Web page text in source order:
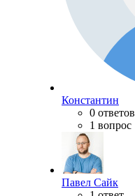
Константин
0 ответов
1 вопрос
Павел Сайк